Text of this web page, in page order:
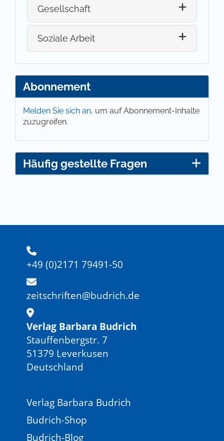
Gesellschaft
Soziale Arbeit
Abonnement
Melden Sie sich an, um auf Abonnement-Inhalte
zuzugreifen.
Häufig gestellte Fragen
+49 (0)2171 79491-50
zeitschriften@budrich.de
Verlag Barbara Budrich
Stauffenbergstr. 7
51379 Leverkusen
Deutschland
Verlag Barbara Budrich
Budrich-Shop
Budrich-Blog